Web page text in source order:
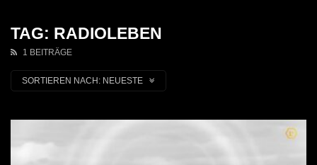
TAG: RADIOLEBEN
1 BEITRÄGE
SORTIEREN NACH: NEUESTE